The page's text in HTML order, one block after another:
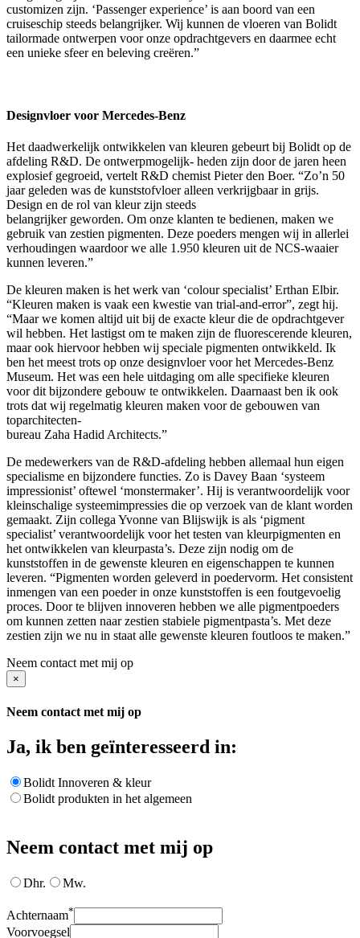
customizen zijn. ‘Passenger experience’ is aan boord van een
cruiseschip steeds belangrijker. Wij kunnen de vloeren van Bolidt
tailormade ontwerpen voor onze opdrachtgevers en daarmee echt
een unieke sfeer en beleving creëren.”
Designvloer voor Mercedes-Benz
Het daadwerkelijk ontwikkelen van kleuren gebeurt bij Bolidt op de
afdeling R&D. De ontwerpmogelijk- heden zijn door de jaren heen
explosief gegroeid, vertelt R&D chemist Pieter den Boer. “Zo’n 50
jaar geleden was de kunststofvloer alleen verkrijgbaar in grijs.
Design en de rol van kleur zijn steeds
belangrijker geworden. Om onze klanten te bedienen, maken we
gebruik van zestien pigmenten. Deze poeders mengen wij in allerlei
verhoudingen waardoor we alle 1.950 kleuren uit de NCS-waaier
kunnen leveren.”
De kleuren maken is het werk van ‘colour specialist’ Erthan Elbir.
“Kleuren maken is vaak een kwestie van trial-and-error”, zegt hij.
“Maar we komen altijd uit bij de exacte kleur die de opdrachtgever
wil hebben. Het lastigst om te maken zijn de fluorescerende kleuren,
maar ook hiervoor hebben wij speciale pigmenten ontwikkeld. Ik
ben het meest trots op onze designvloer voor het Mercedes-Benz
Museum. Het was een hele uitdaging om alle specifieke kleuren
voor dit bijzondere gebouw te ontwikkelen. Daarnaast ben ik ook
trots dat wij regelmatig kleuren maken voor de gebouwen van
toparchitecten-
bureau Zaha Hadid Architects.”
De medewerkers van de R&D-afdeling hebben allemaal hun eigen
specialisme en bijzondere functies. Zo is Davey Baan ‘systeem
impressionist’ oftewel ‘monstermaker’. Hij is verantwoordelijk voor
kleinschalige systeemimpressies die op verzoek van de klant worden
gemaakt. Zijn collega Yvonne van Blijswijk is als ‘pigment
specialist’ verantwoordelijk voor het testen van kleurpigmenten en
het ontwikkelen van kleurpasta’s. Deze zijn nodig om de
kunststoffen in de gewenste kleuren en eigenschappen te kunnen
leveren. “Pigmenten worden geleverd in poedervorm. Het consistent
inmengen van een poeder in onze kunststoffen is een foutgevoelig
proces. Door te blijven innoveren hebben we alle pigmentpoeders
om kunnen zetten naar zestien stabiele pigmentpasta’s. Met deze
zestien zijn we nu in staat alle gewenste kleuren foutloos te maken.”
Neem contact met mij op
×
Neem contact met mij op
Ja, ik ben geïnteresseerd in:
Bolidt Innoveren & kleur
Bolidt produkten in het algemeen
Neem contact met mij op
Dhr. Mw.
Achternaam*
Voorvoegsel